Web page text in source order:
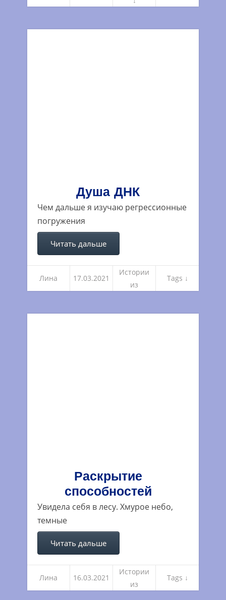
Душа ДНК
Чем дальше я изучаю регрессионные
погружения
Читать дальше
Лина 17.03.2021
Истории
из
Tags ↓
Раскрытие
способностей
Увидела себя в лесу. Хмурое небо,
темные
Читать дальше
Лина 16.03.2021
Истории
из
Tags ↓